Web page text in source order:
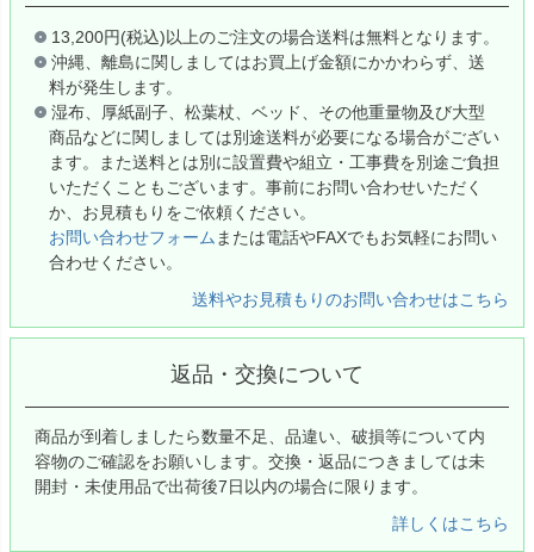
13,200円(税込)以上のご注文の場合送料は無料となります。
沖縄、離島に関しましてはお買上げ金額にかかわらず、送
料が発生します。
湿布、厚紙副子、松葉杖、ベッド、その他重量物及び大型
商品などに関しましては別途送料が必要になる場合がござい
ます。また送料とは別に設置費や組立・工事費を別途ご負担
いただくこともございます。事前にお問い合わせいただく
か、お見積もりをご依頼ください。
お問い合わせフォーム または電話やFAXでもお気軽にお問い
合わせください。
送料やお見積もりのお問い合わせはこちら
返品・交換について
商品が到着しましたら数量不足、品違い、破損等について内
容物のご確認をお願いします。交換・返品につきましては未
開封・未使用品で出荷後7日以内の場合に限ります。
詳しくはこちら